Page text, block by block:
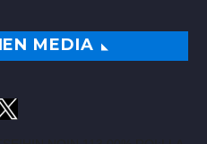
MEDIA